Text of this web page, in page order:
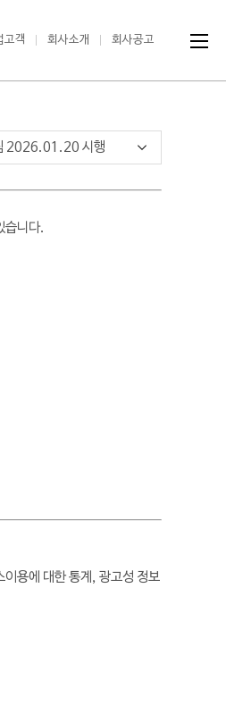
고객 회사소개 회사공고
습니다.
용에 대한 통계, 광고성 정보